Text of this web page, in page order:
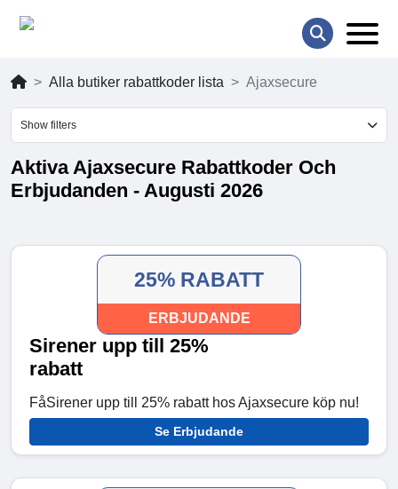
Alla butiker rabattkoder lista Ajaxsecure
Show filters
Aktiva Ajaxsecure Rabattkoder Och
Erbjudanden - Augusti 2026
25% RABATT
ERBJUDANDE
Sirener upp till 25%
rabatt
FåSirener upp till 25% rabatt hos Ajaxsecure köp nu!
Se Erbjudande